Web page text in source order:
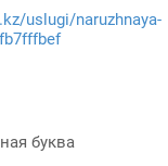
uslugi/naruzhnaya-
буква